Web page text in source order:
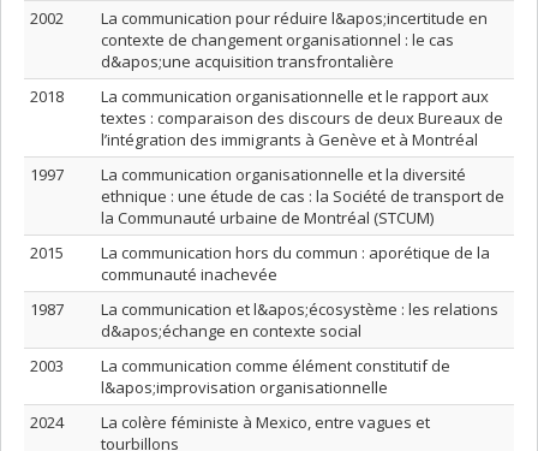
2002
La communication pour réduire l&apos;incertitude en
contexte de changement organisationnel : le cas
d&apos;une acquisition transfrontalière
2018
La communication organisationnelle et le rapport aux
textes : comparaison des discours de deux Bureaux de
l’intégration des immigrants à Genève et à Montréal
1997
La communication organisationnelle et la diversité
ethnique : une étude de cas : la Société de transport de
la Communauté urbaine de Montréal (STCUM)
2015
La communication hors du commun : aporétique de la
communauté inachevée
1987
La communication et l&apos;écosystème : les relations
d&apos;échange en contexte social
2003
La communication comme élément constitutif de
l&apos;improvisation organisationnelle
2024
La colère féministe à Mexico, entre vagues et
tourbillons